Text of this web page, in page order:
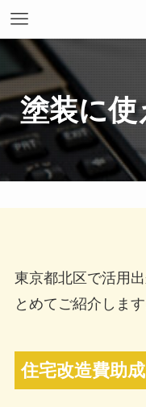
塗装に使
東京都北区で活用
とめてご紹介します
住宅改造費助成